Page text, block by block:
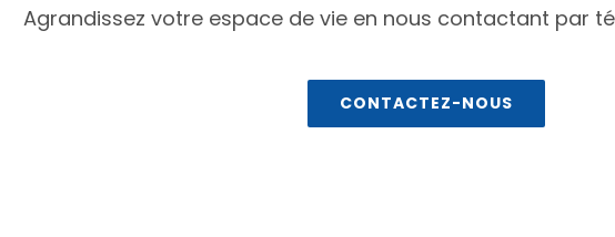
Agrandissez votre espace de vie en nous contactant par
CONTACTEZ-NOUS